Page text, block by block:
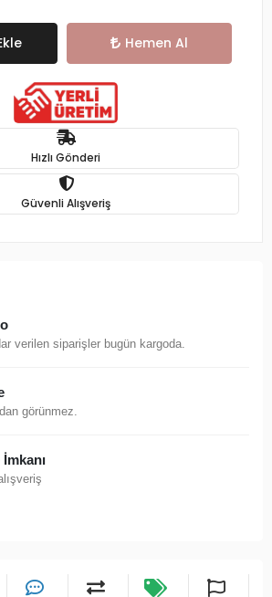
Hızlı Gönderi
Güvenli Alışveriş